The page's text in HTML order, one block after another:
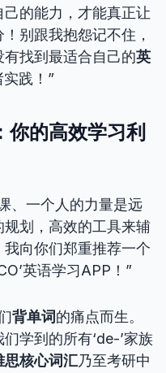
的能力，才能真正让
！别跟我抱怨记不住，
找到最适合自己的英
实践！”
你的高效学习利
、一个人的力量是远
划，高效的工具来辅
向你们郑重推荐一个
英语学习APP！”
背单词的痛点而生。
学到的所有‘de-’家族
思核心词汇乃至考研中